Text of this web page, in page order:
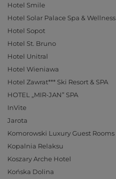
Hotel Smile
Hotel Solar Palace Spa & Wellness
Hotel Sopot
Hotel St. Bruno
Hotel Unitral
Hotel Wieniawa
Hotel Zawrat*** Ski Resort & SPA
HOTEL „MIR-JAN” SPA
InVite
Jarota
Komorowski Luxury Guest Rooms
Kopalnia Relaksu
Koszary Arche Hotel
Końska Dolina